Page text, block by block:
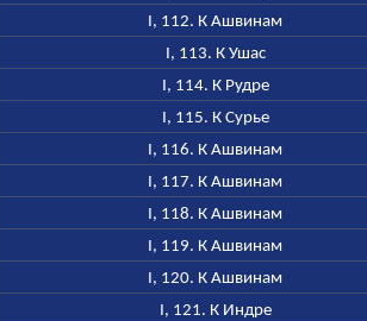
I, 112. К Ашвинам
I, 113. К Ушас
I, 114. К Рудре
I, 115. К Сурье
I, 116. К Ашвинам
I, 117. К Ашвинам
I, 118. К Ашвинам
I, 119. К Ашвинам
I, 120. К Ашвинам
I, 121. К Индре